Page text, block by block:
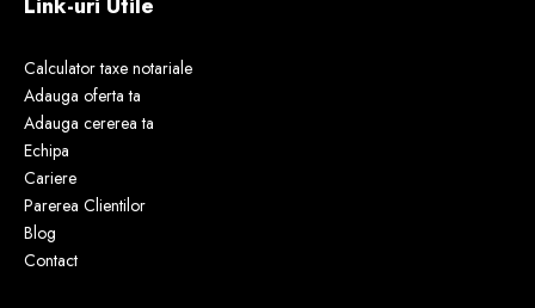
Link-uri Utile
Calculator taxe notariale
Adauga oferta ta
Adauga cererea ta
Echipa
Cariere
Parerea Clientilor
Blog
Contact